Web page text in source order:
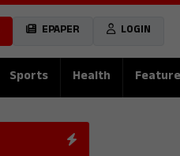
EPAPER LOGIN
Sports Health Feature